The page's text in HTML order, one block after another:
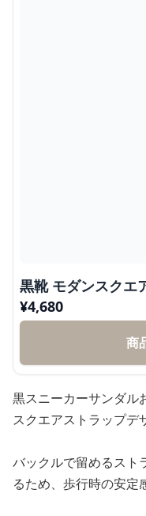
黒靴 モダンスクエ
¥4,680
商
黒スニーカーサンダル
スクエアストラップデ
バックルで留めるスト
るため、歩行時の安定